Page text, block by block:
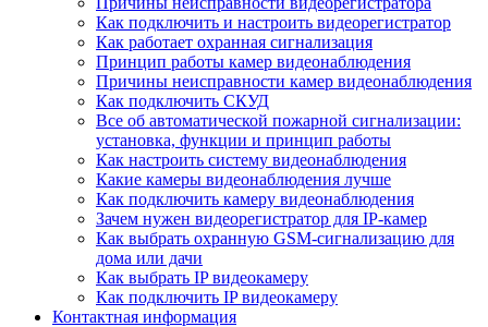
Как подключить и настроить видеорегистратор
Как работает охранная сигнализация
Принцип работы камер видеонаблюдения
Причины неисправности камер видеонаблюдения
Как подключить СКУД
Все об автоматической пожарной сигнализации:
установка, функции и принцип работы
Как настроить систему видеонаблюдения
Какие камеры видеонаблюдения лучше
Как подключить камеру видеонаблюдения
Зачем нужен видеорегистратор для IP-камер
Как выбрать охранную GSM-сигнализацию для
дома или дачи
Как выбрать IP видеокамеру
Как подключить IP видеокамеру
Контактная информация